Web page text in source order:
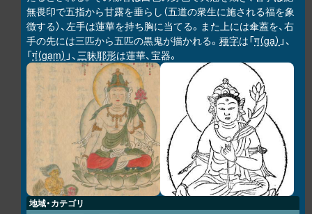
無畏印で五指から甘露を垂らし（五道の衆生に施される福を象
徴する）、左手は蓮華を持ち胸に当てる。また上には傘蓋を、右
手の先には三匹から五匹の黒鬼が描かれる。 種字は「ग（ga） 」、
「गं（gaṃ） 」、三昧耶形は蓮華、宝器。
地域・カテゴリ